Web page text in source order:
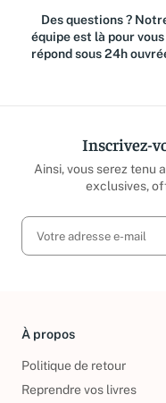
Des questions ?
équipe est là pour
répond sous 24h
Inscrivez-
Ainsi, vous serez tenu
exclusives,
À propos
Politique de retour
Reprendre vos livres